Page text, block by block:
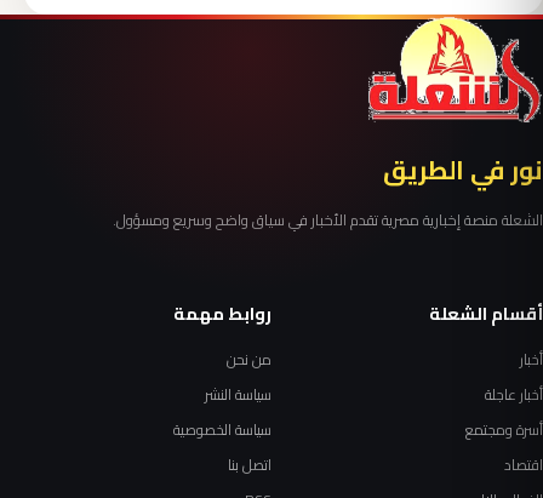
نور في الطريق
الشعلة منصة إخبارية مصرية تقدم الأخبار في سياق واضح وسريع ومسؤول.
أقسام الشعلة
أخبار
أخبار عاجلة
أسرة ومجتمع
اقتصاد
روابط مهمة
من نحن
سياسة النشر
سياسة الخصوصية
اتصل بنا